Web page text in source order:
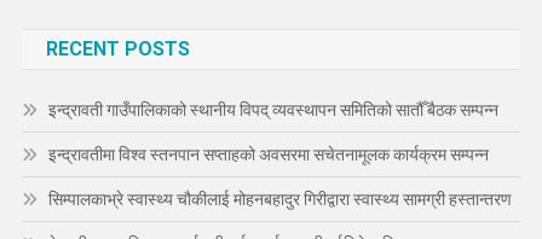
RECENT POSTS
इन्द्रावती गाउँपालिकाको स्थानीय विपद् व्यवस्थापन समितिको सातौँ बैठक सम्पन्न
इन्द्रावतीमा विश्व स्तनपान सप्ताहको अवसरमा सचेतनामूलक कार्यक्रम सम्पन्न
सिम्पालकाभ्रे स्वास्थ्य चौकीलाई मोहनबहादुर गिरीद्वारा स्वास्थ्य सामग्री हस्तान्तरण